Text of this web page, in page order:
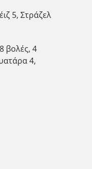
5, Στράζελ
βολές, 4
4,